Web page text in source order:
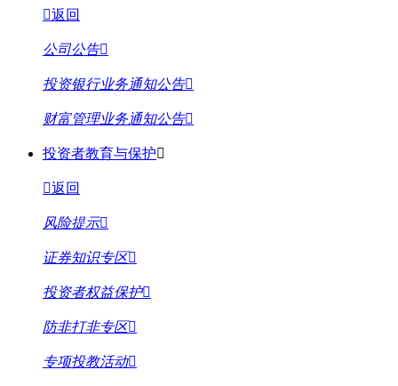
返回
公司公告
投资银行业务通知公告
财富管理业务通知公告
投资者教育与保护
返回
风险提示
证券知识专区
投资者权益保护
防非打非专区
专项投教活动